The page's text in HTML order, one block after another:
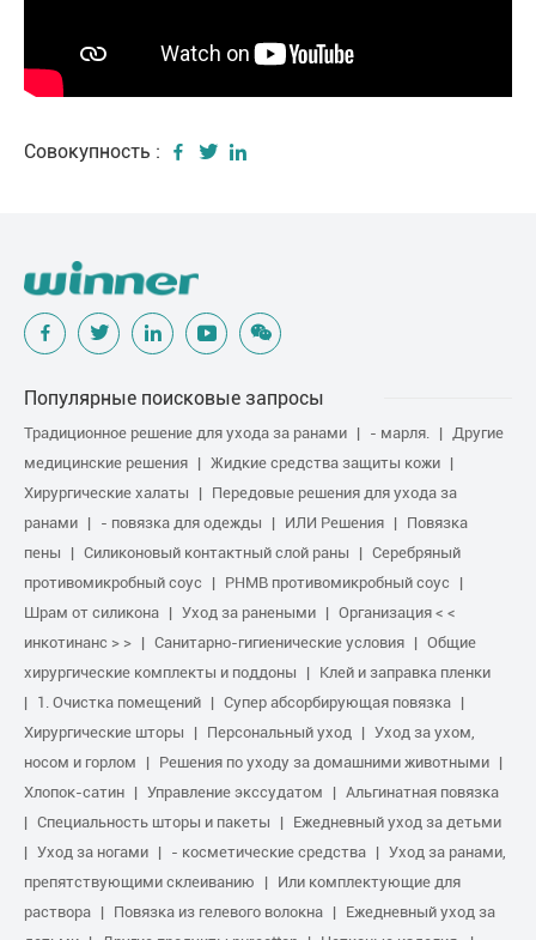
Совокупность :
Популярные поисковые запросы
Традиционное решение для ухода за ранами - марля.
Другие
медицинские решения
Жидкие средства защиты кожи
Хирургические халаты
Передовые решения для ухода за
ранами
- повязка для одежды ИЛИ Решения
Повязка
пены
Силиконовый контактный слой раны
Серебряный
противомикробный соус
PHMB противомикробный соус
Шрам от силикона
Уход за ранеными
Организация < <
инкотинанс > >
Санитарно-гигиенические условия
Общие
хирургические комплекты и поддоны
Клей и заправка пленки
1. Очистка помещений
Супер абсорбирующая повязка
Хирургические шторы
Персональный уход
Уход за ухом,
носом и горлом
Решения по уходу за домашними животными
Хлопок-сатин
Управление экссудатом
Альгинатная повязка
Специальность шторы и пакеты
Ежедневный уход за детьми
Уход за ногами
- косметические средства
Уход за ранами,
препятствующими склеиванию
Или комплектующие для
раствора
Повязка из гелевого волокна
Ежедневный уход за